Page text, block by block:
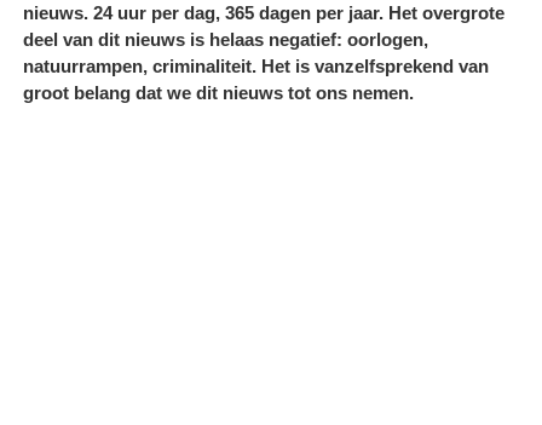
nieuws. 24 uur per dag, 365 dagen per jaar. Het overgrote
deel van dit nieuws is helaas negatief: oorlogen,
natuurrampen, criminaliteit. Het is vanzelfsprekend van
groot belang dat we dit nieuws tot ons nemen.